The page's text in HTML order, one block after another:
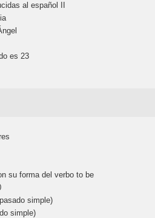
al español II
es 23
su forma del verbo to be
simple)
simple)